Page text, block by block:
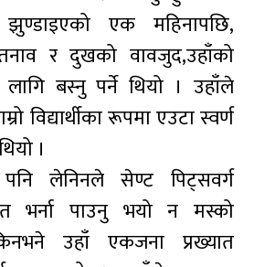
एक महिनापछि,
र दुखको वावजुद,उहाँको
लागि बस्नु पर्ने थियो । उहाँले
विद्यार्थीका रूपमा एउटा स्वर्ण
।
लेनिनले सेण्ट पिट्सवर्ग
नत भर्ना पाउनु भयो न मस्को
किनभने उहाँ एकजना प्रख्यात